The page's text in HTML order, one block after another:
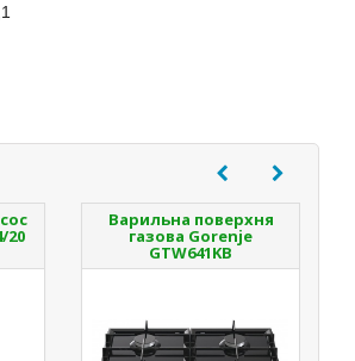
20
Варильна поверхня
газова Gorenje
GTW641KB